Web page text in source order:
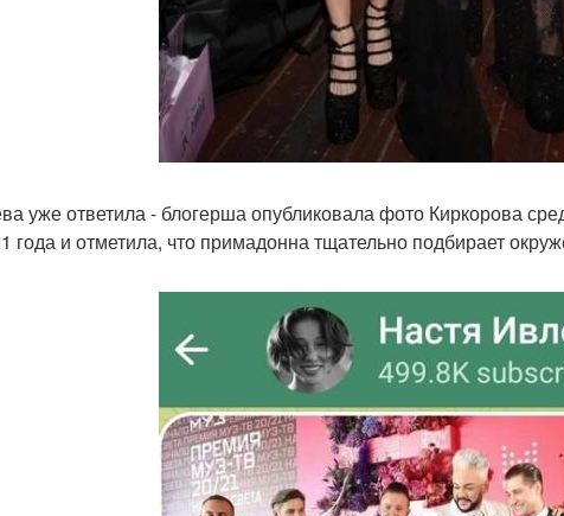
уже ответила - блогерша опубликовала фото Киркорова
года и отметила, что примадонна тщательно подбирает